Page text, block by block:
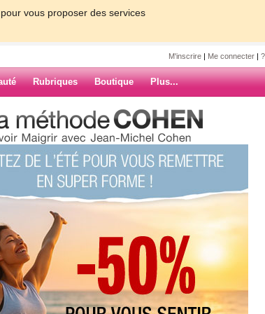
vous proposer des services
M'inscrire | Me connecter |
Rubriques Boutique Plus...
70 Suiv. ›
ARCHIVES